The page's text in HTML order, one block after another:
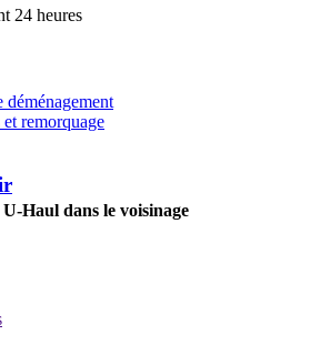
24 heures
déménagement
remorquage
Haul dans le voisinage